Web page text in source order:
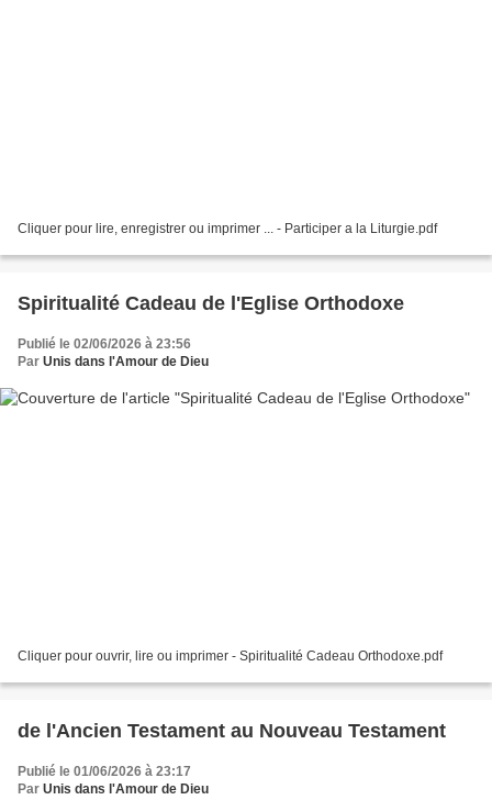
Cliquer pour lire, enregistrer ou imprimer ... - Participer a la Liturgie.pdf
Spiritualité Cadeau de l'Eglise Orthodoxe
Publié le 02/06/2026 à 23:56
Par Unis dans l'Amour de Dieu
Cliquer pour ouvrir, lire ou imprimer - Spiritualité Cadeau Orthodoxe.pdf
de l'Ancien Testament au Nouveau Testament
Publié le 01/06/2026 à 23:17
Par Unis dans l'Amour de Dieu